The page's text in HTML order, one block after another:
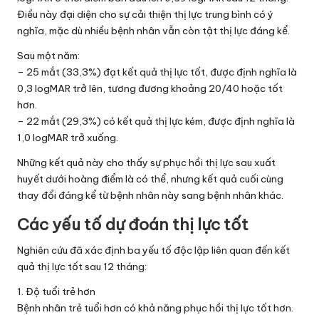
Điều này đại diện cho sự cải thiện thị lực trung bình có ý
nghĩa, mặc dù nhiều bệnh nhân vẫn còn tật thị lực đáng kể.
Sau một năm:
– 25 mắt (33,3%) đạt kết quả thị lực tốt, được định nghĩa là
0,3 logMAR trở lên, tương đương khoảng 20/40 hoặc tốt
hơn.
– 22 mắt (29,3%) có kết quả thị lực kém, được định nghĩa là
1,0 logMAR trở xuống.
Những kết quả này cho thấy sự phục hồi thị lực sau xuất
huyết dưới hoàng điểm là có thể, nhưng kết quả cuối cùng
thay đổi đáng kể từ bệnh nhân này sang bệnh nhân khác.
Các yếu tố dự đoán thị lực tốt
Nghiên cứu đã xác định ba yếu tố độc lập liên quan đến kết
quả thị lực tốt sau 12 tháng:
1. Độ tuổi trẻ hơn
Bệnh nhân trẻ tuổi hơn có khả năng phục hồi thị lực tốt hơn.